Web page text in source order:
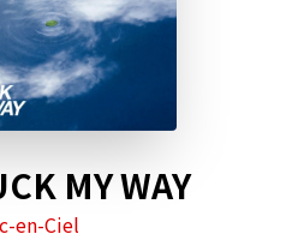
MY WAY
en-Ciel